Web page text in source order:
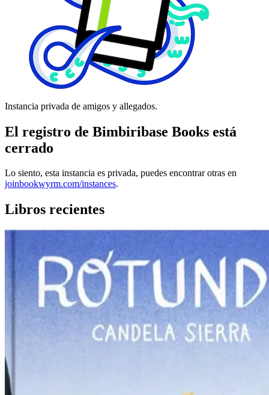
Instancia privada de amigos y allegados.
El registro de Bimbiribase Books está
cerrado
Lo siento, esta instancia es privada, puedes encontrar otras en
joinbookwyrm.com/instances.
Libros recientes